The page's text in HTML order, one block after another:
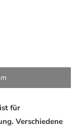
für
Verschiedene